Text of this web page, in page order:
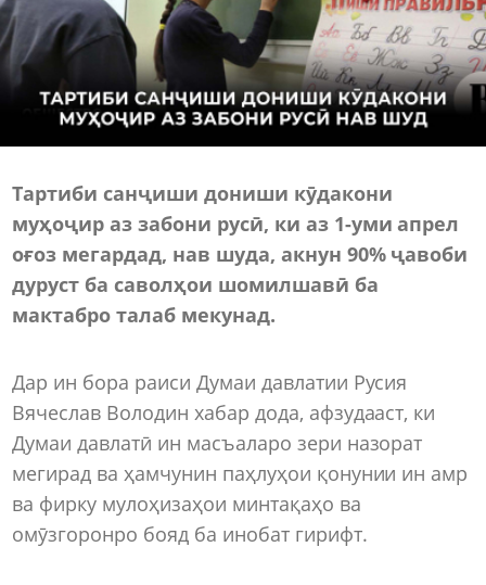
Тартиби санҷиши дониши кӯдакони
муҳоҷир аз забони русӣ, ки аз 1-уми апрел
оғоз мегардад, нав шуда, акнун 90% ҷавоби
дуруст ба саволҳои шомилшавӣ ба
мактабро талаб мекунад.
Дар ин бора раиси Думаи давлатии Русия
Вячеслав Володин хабар дода, афзудааст, ки
Думаи давлатӣ ин масъаларо зери назорат
мегирад ва ҳамчунин паҳлуҳои қонунии ин амр
ва фирку мулоҳизаҳои минтақаҳо ва
омӯзгоронро бояд ба инобат гирифт.